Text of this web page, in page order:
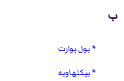
ب
بول بوارت
بيكلهاوبه